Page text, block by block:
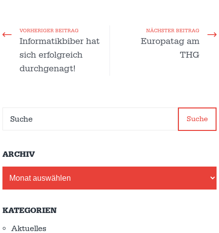
VORHERIGER BEITRAG
Informatikbiber hat
sich erfolgreich
durchgenagt!
NÄCHSTER BEITRAG
Europatag am
THG
Suche
ARCHIV
KATEGORIEN
Aktuelles